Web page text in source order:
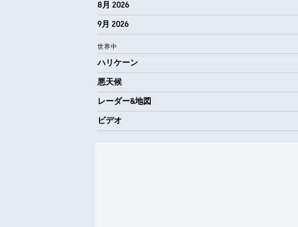
8月 2026
9月 2026
世界中
ハリケーン
悪天候
レーダー&地図
ビデオ